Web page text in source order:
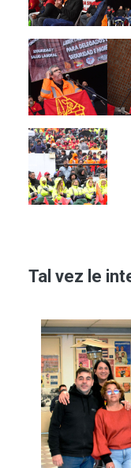
Imagen
Imagen
Tal vez le
Imagen